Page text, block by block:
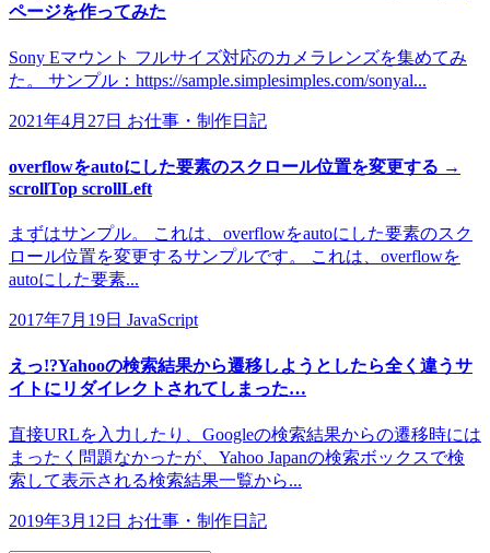
ページを作ってみた
Sony Eマウント フルサイズ対応のカメラレンズを集めてみ
た。 サンプル：https://sample.simplesimples.com/sonyal...
2021年4月27日 お仕事・制作日記
overflowをautoにした要素のスクロール位置を変更する →
scrollTop scrollLeft
まずはサンプル。 これは、overflowをautoにした要素のスク
ロール位置を変更するサンプルです。 これは、overflowを
autoにした要素...
2017年7月19日 JavaScript
えっ!?Yahooの検索結果から遷移しようとしたら全く違うサ
イトにリダイレクトされてしまった…
直接URLを入力したり、Googleの検索結果からの遷移時には
まったく問題なかったが、Yahoo Japanの検索ボックスで検
索して表示される検索結果一覧から...
2019年3月12日 お仕事・制作日記